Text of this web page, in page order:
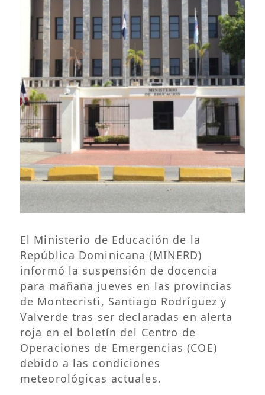
El Ministerio de Educación de la
República Dominicana (MINERD)
informó la suspensión de docencia
para mañana jueves en las provincias
de Montecristi, Santiago Rodríguez y
Valverde tras ser declaradas en alerta
roja en el boletín del Centro de
Operaciones de Emergencias (COE)
debido a las condiciones
meteorológicas actuales.